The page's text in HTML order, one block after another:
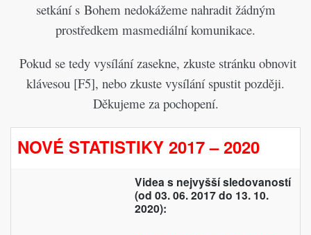
setkání s Bohem nedokážeme nahradit žádným
prostředkem masmediální komunikace.
Pokud se tedy vysílání zasekne, zkuste stránku obnovit
klávesou [F5], nebo zkuste vysílání spustit později.
Děkujeme za pochopení.
NOVÉ STATISTIKY 2017 – 2020
Videa s nejvyšší sledovaností
(od 03. 06. 2017 do 13. 10.
2020):